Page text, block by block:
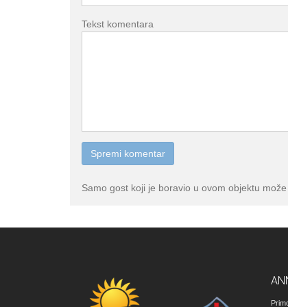
Tekst komentara
Samo gost koji je boravio u ovom objektu